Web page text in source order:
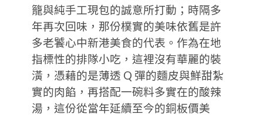
籠與純手工現包的誠意所打動；時隔多
年再次回味，那份樸實的美味依舊是許
多老饕心中新港美食的代表。作為在地
指標性的排隊小吃，這裡沒有華麗的裝
潢，憑藉的是薄透 Q 彈的麵皮與鮮甜紮
實的肉餡，再搭配一碗料多實在的酸辣
湯，這份從當年延續至今的銅板價美